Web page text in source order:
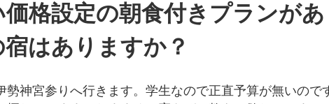
格設定の朝食付きプランがあ
はありますか？
神宮参りへ行きます。学生なので正直予算が無いので